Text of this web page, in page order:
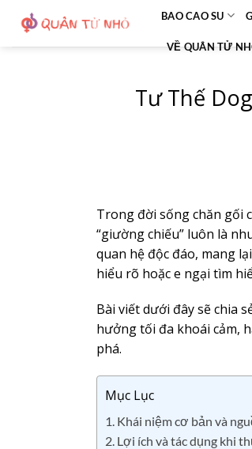
nội
BAO CAO SU
VỀ QUÂN TỬ
Tư Thế
Trong đời sống chăn gối
“giường chiếu” luôn là
quan hệ độc đáo, mang
hiểu rõ hoặc e ngại tìm
Bài viết dưới đây sẽ chia
hưởng tối đa khoái cảm,
phá.
Mục Lục
1. Khái niệm cơ bản và
2. Lợi ích và tác dụng khi